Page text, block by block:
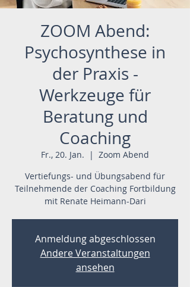
ZOOM Abend:
Psychosynthese in
der Praxis -
Werkzeuge für
Beratung und
Coaching
Fr., 20. Jan.
  |
Zoom Abend
Vertiefungs- und Übungsabend für
Teilnehmende der Coaching Fortbildung
mit Renate Heimann-Dari
Anmeldung abgeschlossen
Andere Veranstaltungen
ansehen